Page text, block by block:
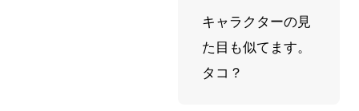
キャラクターの見
た目も似てます。
タコ？